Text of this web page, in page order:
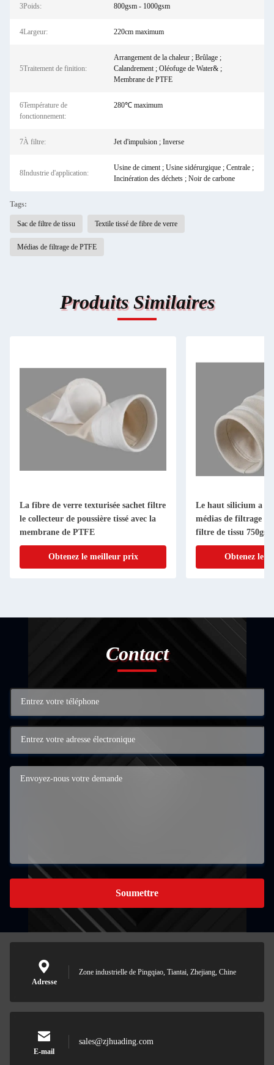
3Poids: 800gsm - 1000gsm
4Largeur: 220cm maximum
5Traitement de finition:
Arrangement de la chaleur ; Brûlage ;
Calandrement ; Oléofuge de Water& ;
Membrane de PTFE
6Température de
fonctionnement:
280℃ maximum
7À filtre: Jet d'impulsion ; Inverse
8Industrie d'application:
Usine de ciment ; Usine sidérurgique ; Centrale ;
Incinération des déchets ; Noir de carbone
Tags:
Sac de filtre de tissu Textile tissé de fibre de verre
Médias de filtrage de PTFE
Produits Similaires
La fibre de verre texturisée sachet filtre
le collecteur de poussière tissé avec la
membrane de PTFE
Obtenez le meilleur prix
Le haut silicium a
médias de filtrage
filtre de tissu 750gsm
Obtenez le
Contact
Soumettre
Adresse
Zone industrielle de Pingqiao, Tiantai, Zhejiang, Chine
E-mail
sales@zjhuading.com